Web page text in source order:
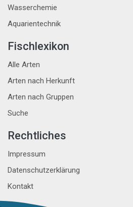
Wasserchemie
Aquarientechnik
Fischlexikon
Alle Arten
Arten nach Herkunft
Arten nach Gruppen
Suche
Rechtliches
Impressum
Datenschutzerklärung
Kontakt